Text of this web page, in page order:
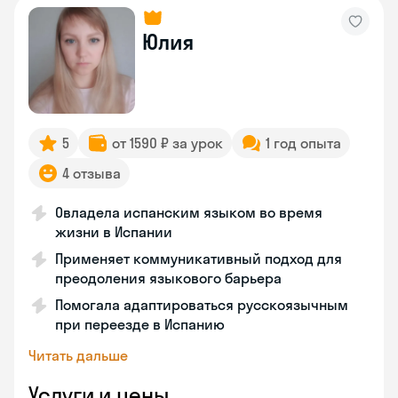
Юлия
5 от 1590 ₽ за урок
1 год опыта
4 отзыва
Овладела испанским языком во время
жизни в Испании
Применяет коммуникативный подход для
преодоления языкового барьера
Помогала адаптироваться русскоязычным
при переезде в Испанию
Читать дальше